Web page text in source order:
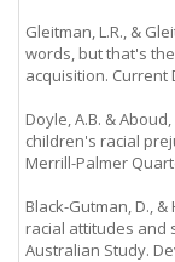
Gleitman, L.R., &
words, but that's
acquisition. Current
Doyle, A.B. &
children's racial
Merrill-Palmer
Black-Gutman, D.,
racial attitudes and
Australian Study.